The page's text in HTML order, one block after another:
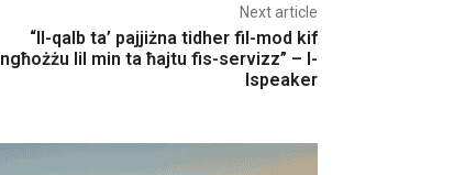
Next article
“Il-qalb ta’ pajjiżna tidher fil-mod kif
ngħożżu lil min ta ħajtu fis-servizz” – l-
Ispeaker